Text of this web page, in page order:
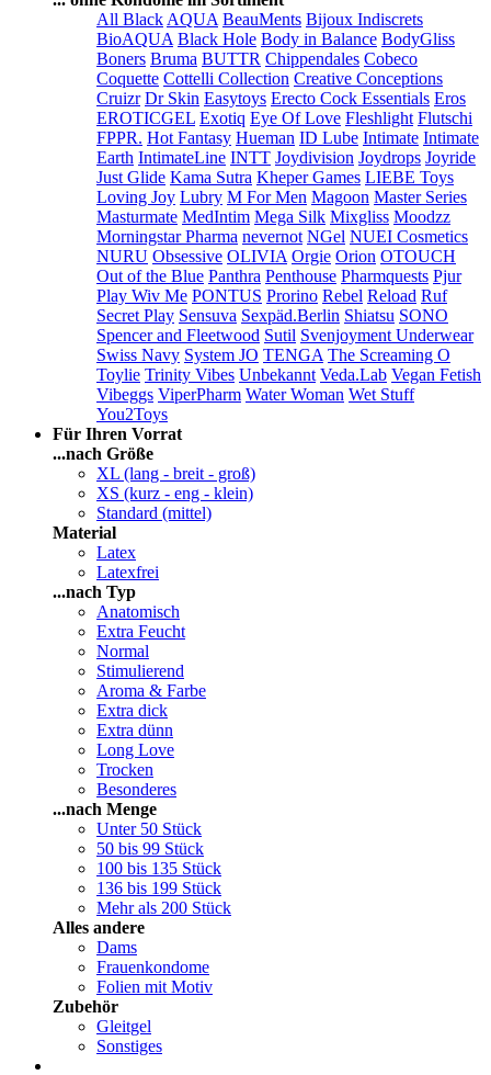
All Black AQUA BeauMents Bijoux Indiscrets
BioAQUA Black Hole Body in Balance BodyGliss
Boners Bruma BUTTR Chippendales Cobeco
Coquette Cottelli Collection Creative Conceptions
Cruizr Dr Skin Easytoys Erecto Cock Essentials Eros
EROTICGEL Exotiq Eye Of Love Fleshlight Flutschi
FPPR. Hot Fantasy Hueman ID Lube Intimate Intimate
Earth IntimateLine INTT Joydivision Joydrops Joyride
Just Glide Kama Sutra Kheper Games LIEBE Toys
Loving Joy Lubry M For Men Magoon Master Series
Masturmate MedIntim Mega Silk Mixgliss Moodzz
Morningstar Pharma nevernot NGel NUEI Cosmetics
NURU Obsessive OLIVIA Orgie Orion OTOUCH
Out of the Blue Panthra Penthouse Pharmquests Pjur
Play Wiv Me PONTUS Prorino Rebel Reload Ruf
Secret Play Sensuva Sexpäd.Berlin Shiatsu SONO
Spencer and Fleetwood Sutil Svenjoyment Underwear
Swiss Navy System JO TENGA The Screaming O
Toylie Trinity Vibes Unbekannt Veda.Lab Vegan Fetish
Vibeggs ViperPharm Water Woman Wet Stuff
You2Toys
Für Ihren Vorrat
...nach Größe
XL (lang - breit - groß)
XS (kurz - eng - klein)
Standard (mittel)
Material
Latex
Latexfrei
...nach Typ
Anatomisch
Extra Feucht
Normal
Stimulierend
Aroma & Farbe
Extra dick
Extra dünn
Long Love
Trocken
Besonderes
...nach Menge
Unter 50 Stück
50 bis 99 Stück
100 bis 135 Stück
136 bis 199 Stück
Mehr als 200 Stück
Alles andere
Dams
Frauenkondome
Folien mit Motiv
Zubehör
Gleitgel
Sonstiges